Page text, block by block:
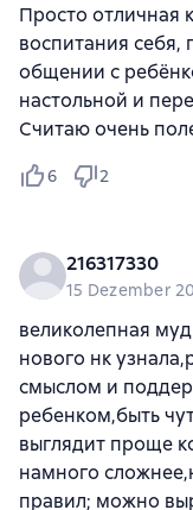
Просто отличная
воспитания себя,
общении с
настольной и
Считаю очень
6 2
216317330
15 Dezember
великолепная
нового нк
смыслом и
ребенком,быть
выглядит проще
намного
правил; можно